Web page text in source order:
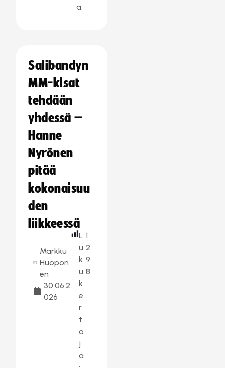
a:
Salibandyn
MM-kisat
tehdään
yhdessä –
Hanne
Nyrönen
pitää
kokonaisuu
den
liikkeessä
Markku
Huopon
en
30.06.2
026
L
u
k
u
k
e
r
t
o
j
a
1
2
9
8